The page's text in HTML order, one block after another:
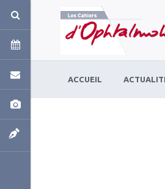
ACCUEIL
Panneau de gestion des cookies